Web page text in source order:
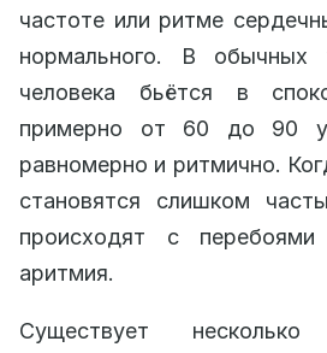
частоте или ритме
нормального. В обычных
человека бьётся в
примерно от 60 до 90
равномерно и ритмично.
становятся слишком
происходят с
аритмия.
Существует